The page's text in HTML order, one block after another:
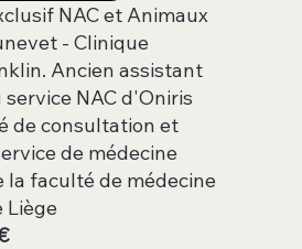
NAC et Animaux
- Clinique
Ancien assistant
NAC d'Oniris
de consultation et
de médecine
la faculté de médecine
Liège